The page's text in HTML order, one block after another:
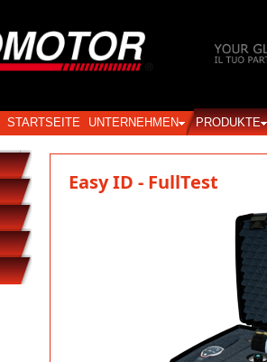
STARTSEITE UNTERNEHMEN PRODUKTE
Easy ID - FullTest